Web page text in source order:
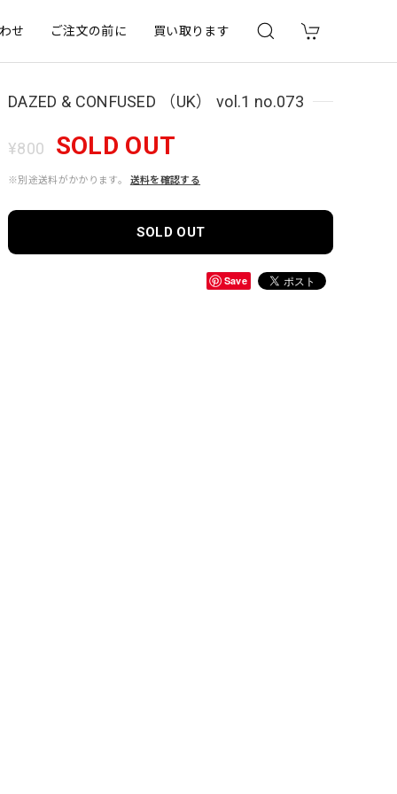
せ ご注文の前に 買い取ります
DAZED & CONFUSED （UK） vol.1 no.073
¥800 SOLD OUT
※別途送料がかかります。 送料を確認する
SOLD OUT
Save